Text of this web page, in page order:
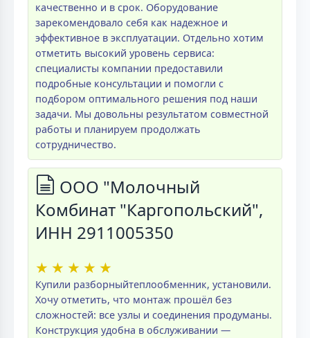
качественно и в срок. Оборудование
зарекомендовало себя как надежное и
эффективное в эксплуатации. Отдельно хотим
отметить высокий уровень сервиса:
специалисты компании предоставили
подробные консультации и помогли с
подбором оптимального решения под наши
задачи. Мы довольны результатом совместной
работы и планируем продолжать
сотрудничество.
ООО "Молочный
Комбинат "Каргопольский",
ИНН 2911005350
★ ★ ★ ★ ★
Купили разборныйтеплообменник, установили.
Хочу отметить, что монтаж прошёл без
сложностей: все узлы и соединения продуманы.
Конструкция удобна в обслуживании —